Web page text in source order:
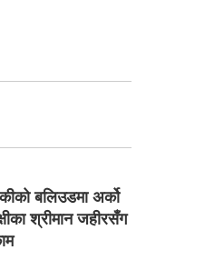
बलिउडमा अर्को
श्रीमान जहीरसँग